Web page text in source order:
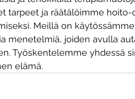
tarpeet ja räätälöimme
Meillä on
menetelmiä, joiden avulla
Työskentelemme yhdessä
elämä.